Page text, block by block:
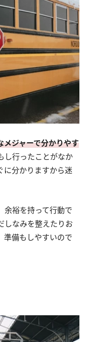
メジャーで分かりやす
行ったことがなか
に分かりますから迷
余裕を持って行動で
しなみを整えたりお
準備もしやすいので